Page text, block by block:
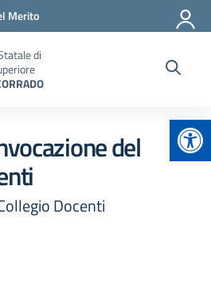
Merito
di
del
Docenti